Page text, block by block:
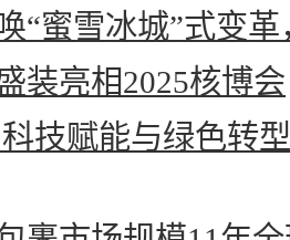
“蜜雪冰城”式变
装亮相2025核博会
技赋能与绿色转